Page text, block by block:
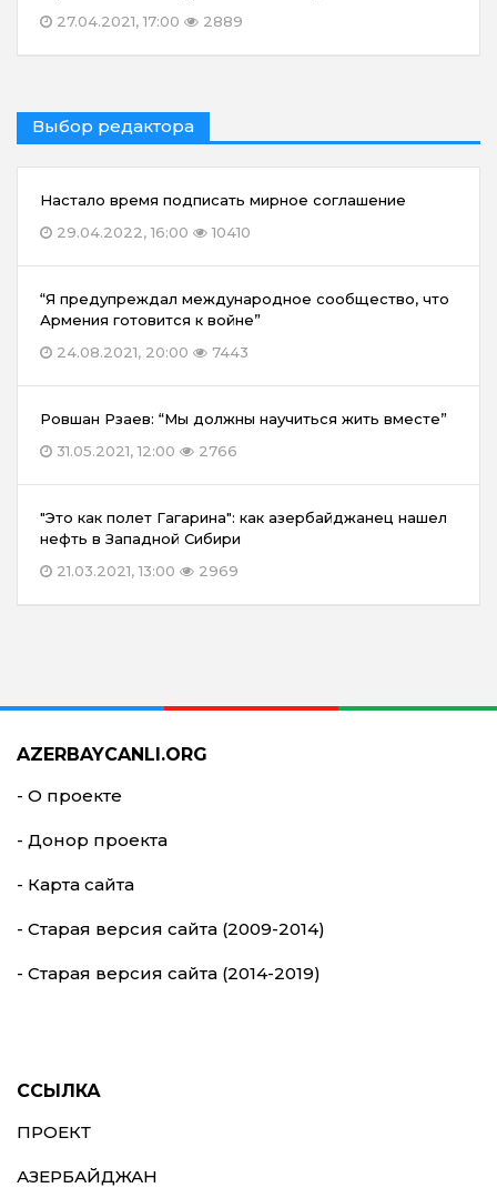
27.04.2021, 17:00
2889
Выбор редактора
Настало время подписать мирное соглашение
29.04.2022, 16:00
10410
“Я предупреждал международное сообщество, что
Армения готовится к войне”
24.08.2021, 20:00
7443
Ровшан Рзаев: “Мы должны научиться жить вместе”
31.05.2021, 12:00
2766
"Это как полет Гагарина": как азербайджанец нашел
нефть в Западной Сибири
21.03.2021, 13:00
2969
AZERBAYCANLI.ORG
- О проекте
- Донор проекта
- Карта сайта
- Старая версия сайта (2009-2014)
- Старая версия сайта (2014-2019)
ССЫЛКА
ПРОЕКТ
АЗЕРБАЙДЖАН